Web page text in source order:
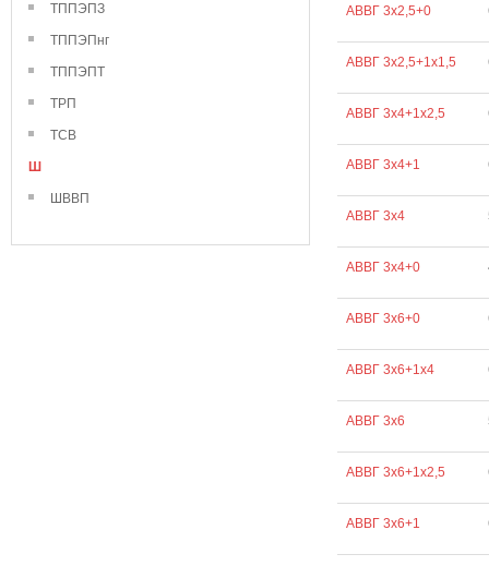
ТППЭПЗ
ТППЭПнг
ТППЭПТ
ТРП
ТСВ
Ш
ШВВП
АВВГ 3х2,5+0
АВВГ 3х2,5+1х1,5
АВВГ 3х4+1х2,5
АВВГ 3х4+1
АВВГ 3х4
АВВГ 3х4+0
АВВГ 3х6+0
АВВГ 3х6+1х4
АВВГ 3х6
АВВГ 3х6+1х2,5
АВВГ 3х6+1